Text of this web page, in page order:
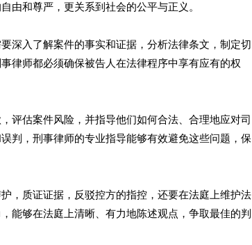
由和尊严，更关系到社会的公平与正义。
深入了解案件的事实和证据，分析法律条文，制定切
律师都必须确保被告人在法律程序中享有应有的权
评估案件风险，并指导他们如何合法、合理地应对司
判，刑事律师的专业指导能够有效避免这些问题，保
，质证证据，反驳控方的指控，还要在法庭上维护法
能够在法庭上清晰、有力地陈述观点，争取最佳的判